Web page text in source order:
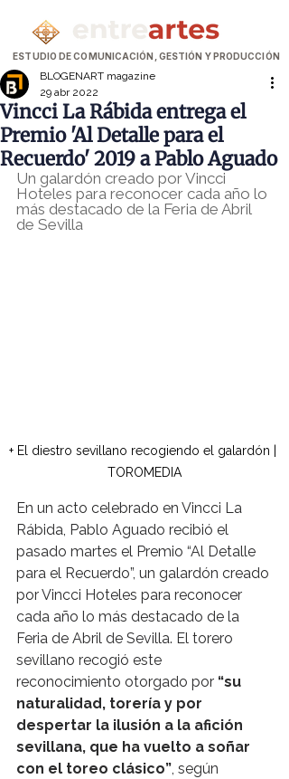
ESTUDIO DE COMUNICACIÓN, GESTIÓN Y PRODUCCIÓN
Vincci La Rábida entrega el
Premio 'Al Detalle para el
Recuerdo' 2019 a Pablo Aguado
BLOGENART magazine
29 abr 2022
Un galardón creado por Vincci
Hoteles para reconocer cada año lo
más destacado de la Feria de Abril
de Sevilla
+ El diestro sevillano recogiendo el galardón |
TOROMEDIA
En un acto celebrado en Vincci La
Rábida, Pablo Aguado recibió el
pasado martes el Premio “Al Detalle
para el Recuerdo”, un galardón creado
por Vincci Hoteles para reconocer
cada año lo más destacado de la
Feria de Abril de Sevilla. El torero
sevillano recogió este
reconocimiento otorgado por “su
naturalidad, torería y por
despertar la ilusión a la afición
sevillana, que ha vuelto a soñar
con el toreo clásico”, según